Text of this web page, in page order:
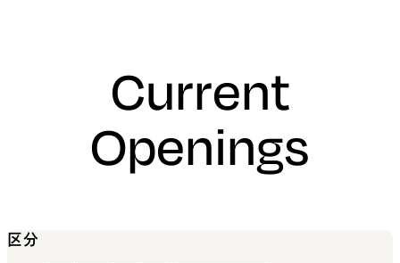
Current
Openings
区分